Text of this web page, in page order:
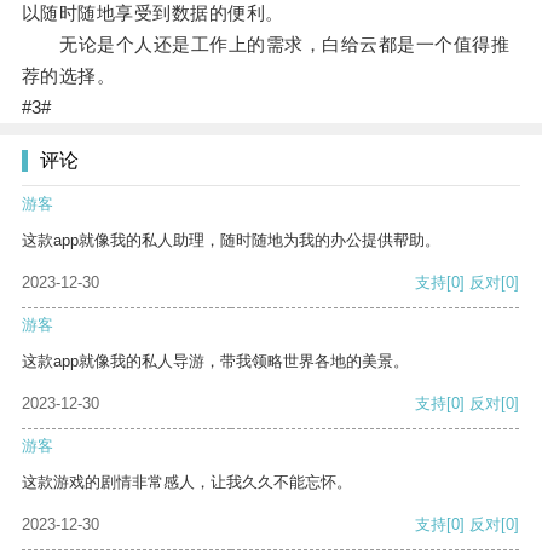
以随时随地享受到数据的便利。
无论是个人还是工作上的需求，白给云都是一个值得推
荐的选择。
#3#
评论
游客
这款app就像我的私人助理，随时随地为我的办公提供帮助。
2023-12-30 支持[0] 反对[0]
游客
这款app就像我的私人导游，带我领略世界各地的美景。
2023-12-30 支持[0] 反对[0]
游客
这款游戏的剧情非常感人，让我久久不能忘怀。
2023-12-30 支持[0] 反对[0]